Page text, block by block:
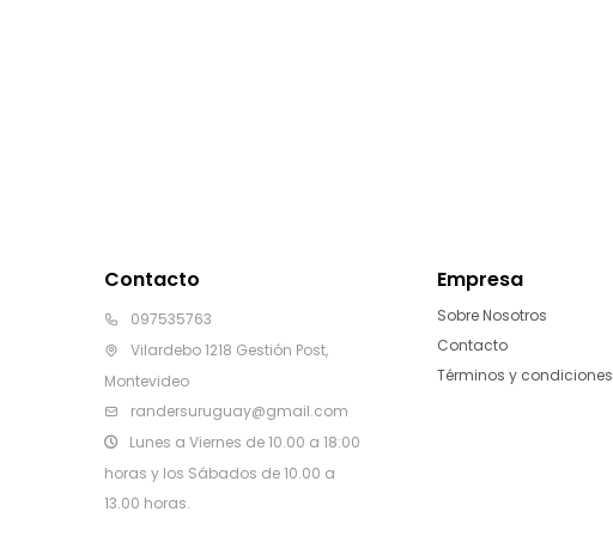
Contacto
097535763
Vilardebo 1218 Gestión Post,
Montevideo
randersuruguay@gmail.com
Lunes a Viernes de 10.00 a 18:00
horas y los Sábados de 10.00 a
13.00 horas.
Empresa
Sobre Nosotros
Contacto
Términos y condiciones